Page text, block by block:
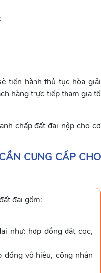
tiến hành thủ tục hòa giải
hàng trực tiếp tham gia tố
chấp đất đai nộp cho cơ
CUNG CẤP CHO
đai gồm:
như: hợp đồng đặt cọc,
đồng vô hiệu, công nhận